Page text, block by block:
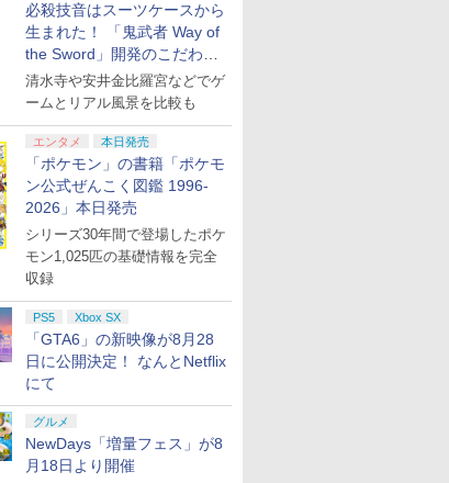
必殺技音はスーツケースから
生まれた！ 「鬼武者 Way of
the Sword」開発のこだわり
を目撃！
清水寺や安井金比羅宮などでゲ
ームとリアル風景を比較も
エンタメ 本日発売
「ポケモン」の書籍「ポケモ
ン公式ぜんこく図鑑 1996-
2026」本日発売
シリーズ30年間で登場したポケ
モン1,025匹の基礎情報を完全
収録
PS5 Xbox SX
「GTA6」の新映像が8月28
日に公開決定！ なんとNetflix
にて
グルメ
NewDays「増量フェス」が8
月18日より開催